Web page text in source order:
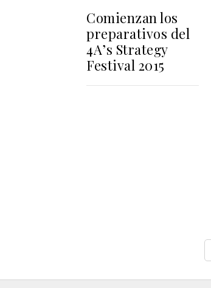
Comienzan los
preparativos del
4A’s Strategy
Festival 2015